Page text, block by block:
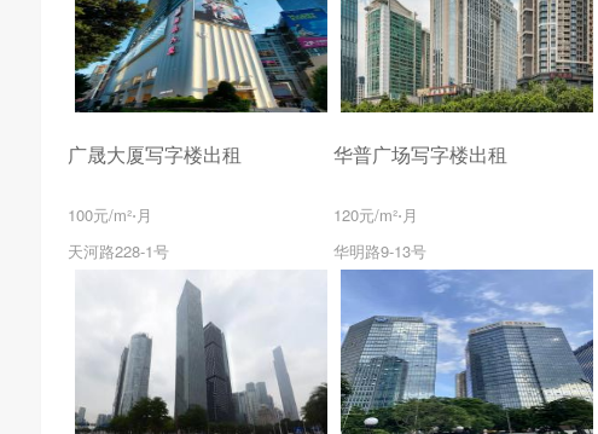
广晟大厦写字楼出租
100元/m²⋅月
天河路228-1号
华普广场写字楼出租
120元/m²⋅月
华明路9-13号